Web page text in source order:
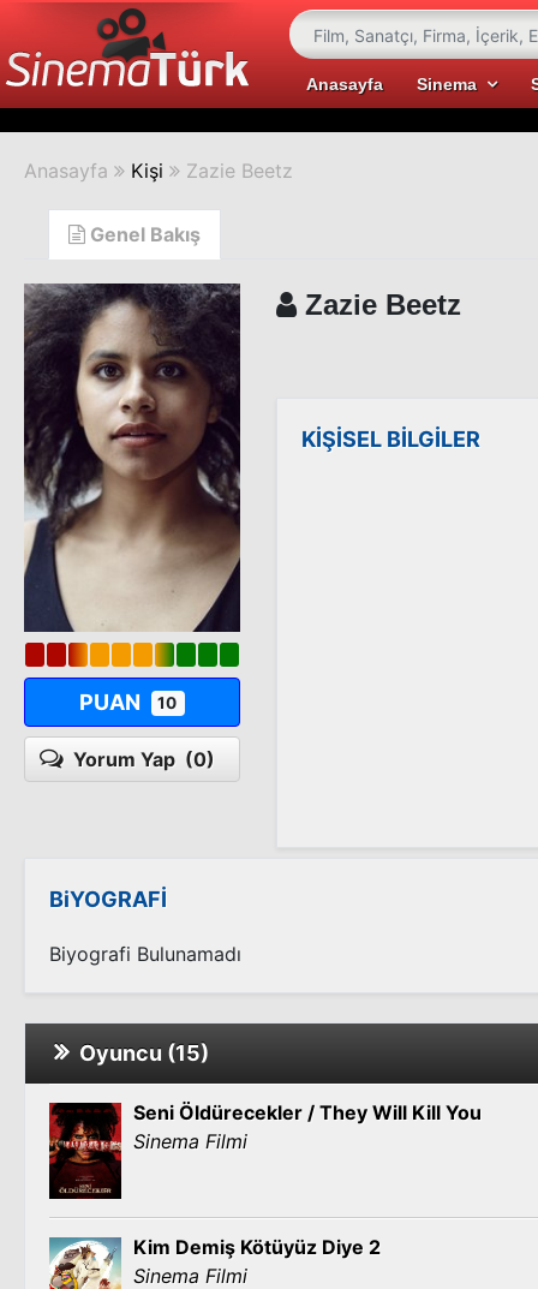
Anasayfa Sinema
Anasayfa Kişi Zazie Beetz
Genel Bakış
PUAN 10
Yorum Yap (0)
Zazie Beetz
KİŞİSEL BİLGİLER
BiYOGRAFİ
Biyografi Bulunamadı
Oyuncu (15)
Seni Öldürecekler / They Will Kill You
Sinema Filmi
Kim Demiş Kötüyüz Diye 2
Sinema Filmi